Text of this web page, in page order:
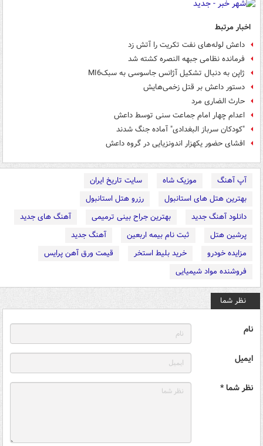
اخبار مرتبط
داعش لوله‌های نفت تکریت را آتش زد
فرمانده نظامی جبهه النصره کشته شد
ژاپن به دنبال تشکیل آژانس جاسوسی به سبکMI6
دستور داعش بر قتل زخمی‌هایش
حارث الضاری مرد
اعدام چهار امام جماعت سنی توسط داعش
"کودکان سرباز البغدادی" آماده جنگ شدند
افشای حضور یکهزار اندونزیایی در گروه داعش
آپ آهنگ موزیک شاه
سایت تاریخ ایران
بهترین هتل های استانبول
رزرو هتل استانبول
دانلود آهنگ جدید
بهترین جراح بینی ترمیمی
آهنگ های جدید
پرشین هتل
ثبت نام بیمه اربعین
آهنگ جدید
مزایده خودرو
خرید بلیط استخر
قیمت ورق آهن پرایس
فروشنده مواد شیمیایی
نظر شما
نام
ایمیل
نظر شما *